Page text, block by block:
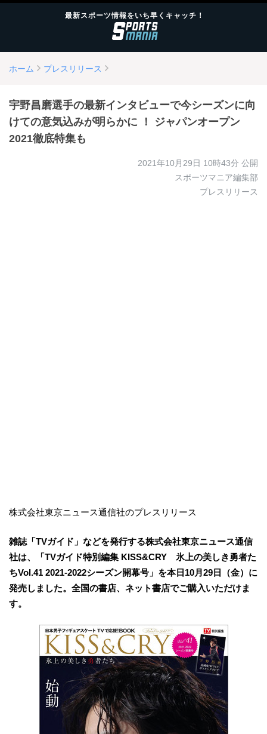
最新スポーツ情報をいち早くキャッチ！
ホーム プレスリリース
宇野昌磨選手の最新インタビューで今シーズンに向
けての意気込みが明らかに ！ ジャパンオープン
2021徹底特集も
2021年10月29日 10時43分 公開
スポーツマニア編集部
プレスリリース
株式会社東京ニュース通信社のプレスリリース
雑誌「TVガイド」などを発行する株式会社東京ニュース通信
社は、「TVガイド特別編集 KISS&CRY 氷上の美しき勇者た
ちVol.41 2021‐2022シーズン開幕号」を本日10月29日（金）に
発売しました。全国の書店、ネット書店でご購入いただけま
す。